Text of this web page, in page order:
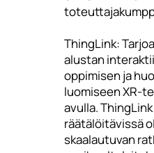
ThingLink:
alustan
oppimisen ja
luomiseen XR-
avulla.
räätälöitävissä
skaalautuvan